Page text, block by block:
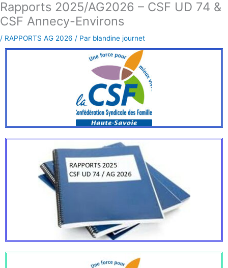
Aller
au
contenu
Rapports 2025/AG2026 – CSF UD 74 &
CSF Annecy-Environs
/ RAPPORTS AG 2026 / Par blandine journet